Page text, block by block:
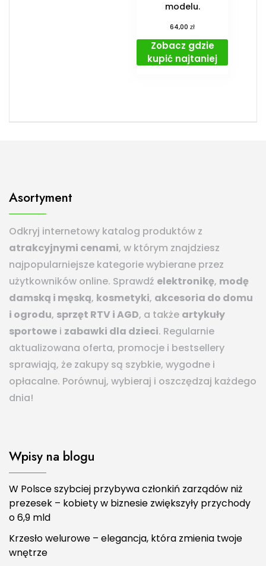
modelu.
64,00zł
Zobacz gdzie
kupić najtaniej
Asortyment
Odkryj internetowy katalog produktów z
atrakcyjnymi cenami, w którym znajdziesz
najpopularniejsze kategorie wybierane przez
użytkowników online. Sprawdź elektronikę, modę
damską i męską, kosmetyki, akcesoria do domu
i ogrodu, sprzęt RTV i AGD, a także artykuły
sportowe i zabawki dla dzieci. Regularnie
aktualizowana oferta, promocje i bestsellery
sprawiają, że zakupy są szybkie, wygodne i
opłacalne. Porównuj, wybieraj i oszczędzaj każdego
dnia!
Wpisy na blogu
W Polsce szybciej przybywa członkiń zarządów niż
prezesek – kobiety w biznesie zwiększyły przychody
o 6,9 mld
Krzesło welurowe – elegancja, która zmienia twoje
wnętrze